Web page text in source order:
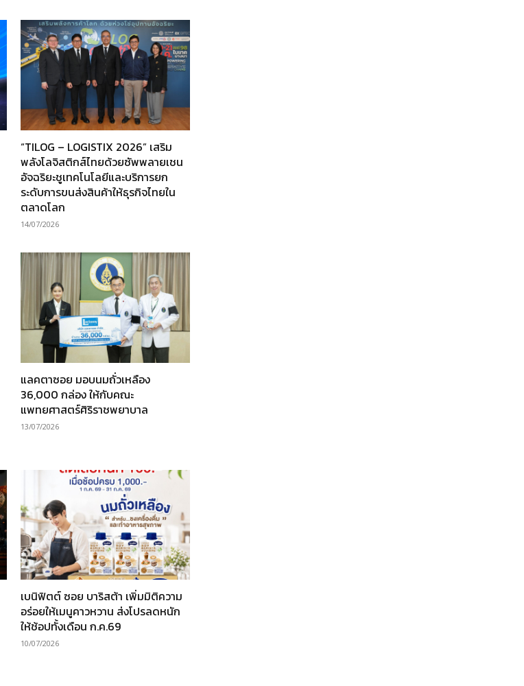
“TILOG – LOGISTIX 2026” เสริม
พลังโลจิสติกส์ไทยด้วยซัพพลายเชน
อัจฉริยะชูเทคโนโลยีและบริการยก
ระดับการขนส่งสินค้าให้ธุรกิจไทยใน
ตลาดโลก
14/07/2026
แลคตาซอย มอบนมถั่วเหลือง
36,000 กล่อง ให้กับคณะ
แพทยศาสตร์ศิริราชพยาบาล
13/07/2026
เบนิฟิตต์ ซอย บาริสต้า เพิ่มมิติความ
อร่อยให้เมนูคาวหวาน ส่งโปรลดหนัก
ให้ช้อปทั้งเดือน ก.ค.69
10/07/2026